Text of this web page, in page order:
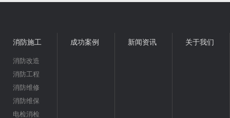
消防施工
消防改造
消防工程
消防维修
消防维保
电检消检
成功案例 新闻资讯 关于我们